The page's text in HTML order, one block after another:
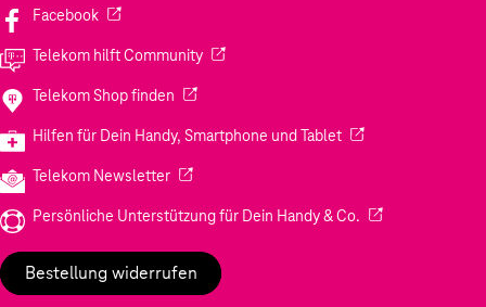
Facebook(Wird in einem neuen Tab geöffnet)
Telekom hilft Community(Wird in einem neuen Tab geöffnet)
Telekom Shop finden (Wird in einem neuen Tab geöffnet)
Hilfen für Dein Handy, Smartphone und Tablet(Wird in einem
Telekom Newsletter(Wird in einem neuen Tab geöffnet)
Persönliche Unterstützung für Dein Handy & Co. (Wird in einem
Bestellung widerrufen